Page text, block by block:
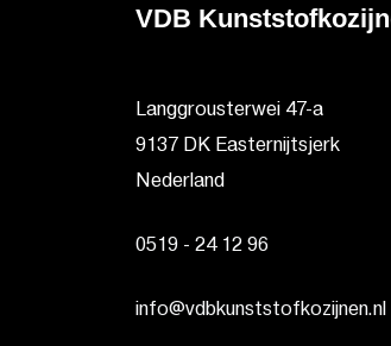
VDB
Langgrousterwei 47-a
9137 DK Easternijtsjerk
Nederland
0519 - 24 12 96
info@vdbkunststofkozijnen.nl